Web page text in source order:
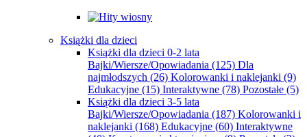
Książki dla dzieci
Książki dla dzieci 0-2 lata
Bajki/Wiersze/Opowiadania (125) Dla
najmłodszych (26) Kolorowanki i naklejanki (9)
Edukacyjne (15) Interaktywne (78) Pozostałe (5)
Książki dla dzieci 3-5 lata
Bajki/Wiersze/Opowiadania (187) Kolorowanki i
naklejanki (168) Edukacyjne (60) Interaktywne